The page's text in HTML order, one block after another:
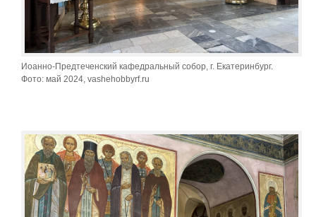
Иоанно-Предтеченский кафедральный собор, г. Екатеринбург.
Фото: май 2024, vashehobbyrf.ru